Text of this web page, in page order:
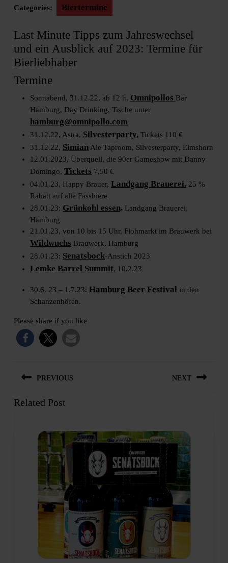
Categories: Biertermine
Last Minute Tipps zum Jahreswechsel
und ein Ausblick auf 2023: Termine für
Bierliebhaber
Termine
Sonnabend, 31.12.22, ab 12 h, Omnipollos Bar
Hamburg, Day Drinking, Tische unter
hamburg@omnipollo.com
31.12.22, Astra, Silvesterparty, Tickets 110 €
31.12.22, Simian Ale Taproom, Silvesterparty, Elmshorn
12.01.2023, Überquell, die 90er Gameshow mit Danny
Domingo, Tickets 7,50 €
04.01.23, Happy Brauer, Landgang Brauerei. 25 %
Rabatt auf alle Fassbiere
28.01.23: Grünkohl essen, Landgang Brauerei,
Hamburg
21.01.23, von 10 bis 15 Uhr, Flohmarkt im Brauwerk bei
Wildwuchs Brauwerk, Hamburg
28.01.23: Senatsbock-Anstich 2023
Lemke Barrel Summit, 10.2.23
30.6. 23 – 1.7.23: Hamburg Beer Festival in den
Schanzenhöfen.
Please share if you like
PREVIOUS
Previous
NEXT
Related Post